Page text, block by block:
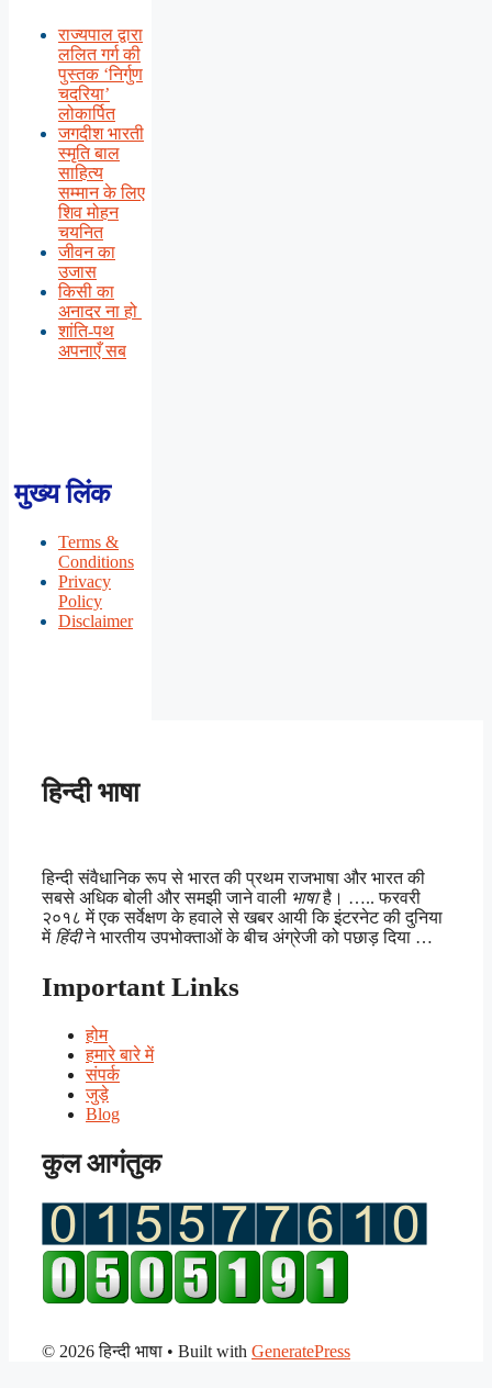
राज्यपाल द्वारा
ललित गर्ग की
पुस्तक ‘निर्गुण
चदरिया’
लोकार्पित
जगदीश भारती
स्मृति बाल
साहित्य
सम्मान के लिए
शिव मोहन
चयनित
जीवन का
उजास
किसी का
अनादर ना हो
शांति-पथ
अपनाएँ सब
मुख्य लिंक
Terms &
Conditions
Privacy
Policy
Disclaimer
हिन्दी भाषा
हिन्दी संवैधानिक रूप से भारत की प्रथम राजभाषा और भारत की
सबसे अधिक बोली और समझी जाने वाली भाषाहै। ….. फरवरी
२०१८ में एक सर्वेक्षण के हवाले से खबर आयी कि इंटरनेट की दुनिया
में हिंदीने भारतीय उपभोक्ताओं के बीच अंग्रेजी को पछाड़ दिया …
Important Links
होम
हमारे बारे में
संपर्क
जुड़े
Blog
कुल आगंतुक
© 2026 हिन्दी भाषा • Built with GeneratePress